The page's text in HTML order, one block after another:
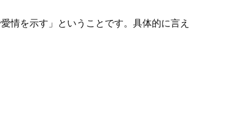
情を示す」ということです。具体的に言え